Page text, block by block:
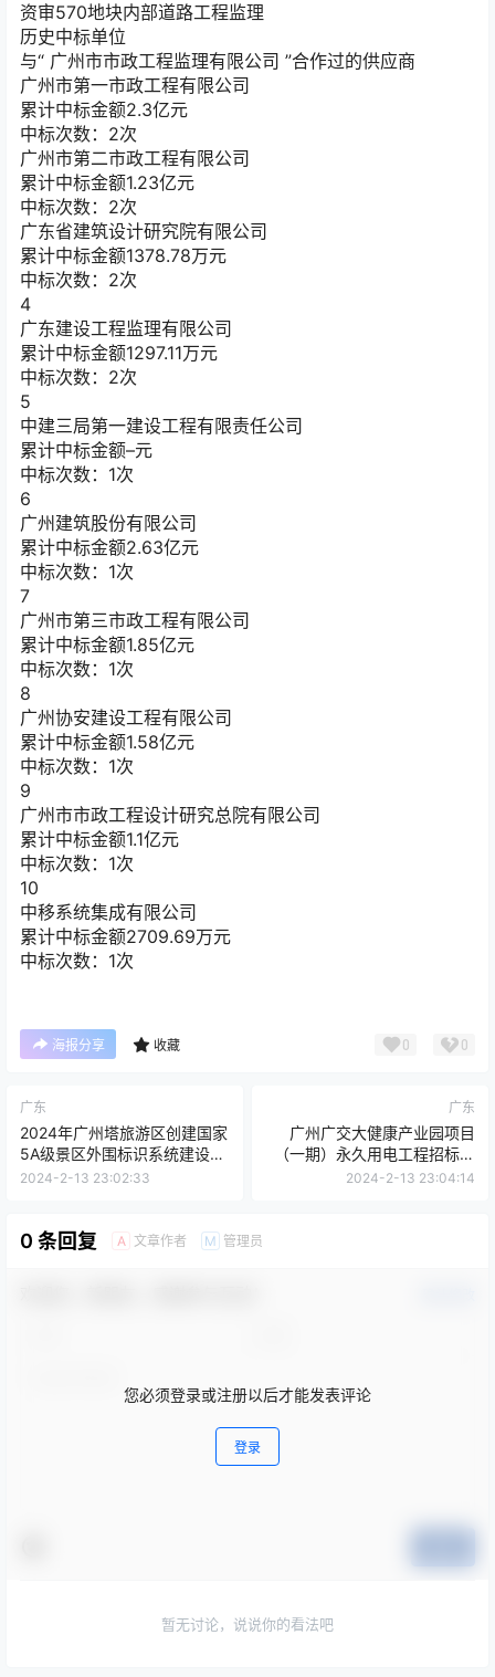
资审570地块内部道路工程监理
历史中标单位
与“ 广州市市政工程监理有限公司 ”合作过的供应商
广州市第一市政工程有限公司
累计中标金额2.3亿元
中标次数：2次
广州市第二市政工程有限公司
累计中标金额1.23亿元
中标次数：2次
广东省建筑设计研究院有限公司
累计中标金额1378.78万元
中标次数：2次
4
广东建设工程监理有限公司
累计中标金额1297.11万元
中标次数：2次
5
中建三局第一建设工程有限责任公司
累计中标金额–元
中标次数：1次
6
广州建筑股份有限公司
累计中标金额2.63亿元
中标次数：1次
7
广州市第三市政工程有限公司
累计中标金额1.85亿元
中标次数：1次
8
广州协安建设工程有限公司
累计中标金额1.58亿元
中标次数：1次
9
广州市市政工程设计研究总院有限公司
累计中标金额1.1亿元
中标次数：1次
10
中移系统集成有限公司
累计中标金额2709.69万元
中标次数：1次
海报分享 收藏 0 0
广东
2024年广州塔旅游区创建国家
5A级景区外围标识系统建设
（第一期）服务项目采购公告
2024-2-13 23:02:33
广东
广州广交大健康产业园项目
（一期）永久用电工程招标公
告
2024-2-13 23:04:14
0 条回复 A 文章作者 M 管理员
您必须登录或注册以后才能发表评论
登录
暂无讨论，说说你的看法吧